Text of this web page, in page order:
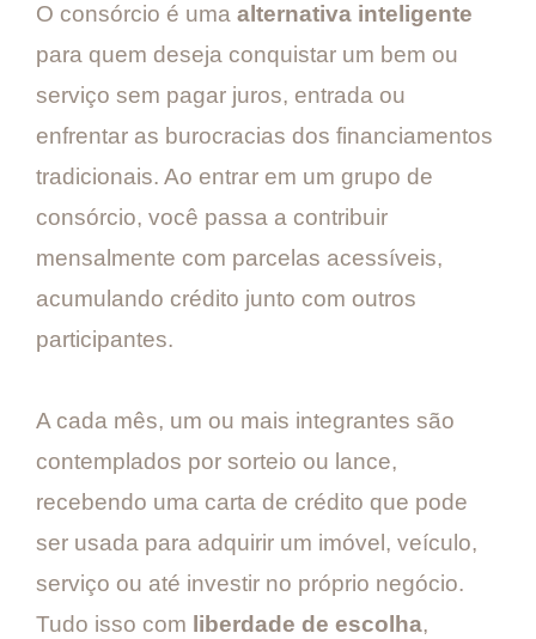
O consórcio é uma alternativa inteligente
para quem deseja conquistar um bem ou
serviço sem pagar juros, entrada ou
enfrentar as burocracias dos financiamentos
tradicionais. Ao entrar em um grupo de
consórcio, você passa a contribuir
mensalmente com parcelas acessíveis,
acumulando crédito junto com outros
participantes.
A cada mês, um ou mais integrantes são
contemplados por sorteio ou lance,
recebendo uma carta de crédito que pode
ser usada para adquirir um imóvel, veículo,
serviço ou até investir no próprio negócio.
Tudo isso com liberdade de escolha,